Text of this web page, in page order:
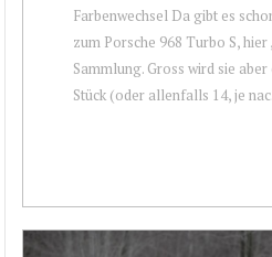
Farbenwechsel Da gibt es
zum Porsche 968 Turbo S,
Sammlung. Gross wird sie
Stück (oder allenfalls 14, je